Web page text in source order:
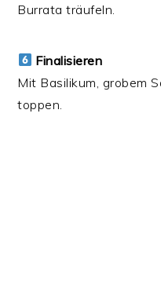
Burrata träufeln.
Finalisieren
Mit Basilikum, grobem
toppen.